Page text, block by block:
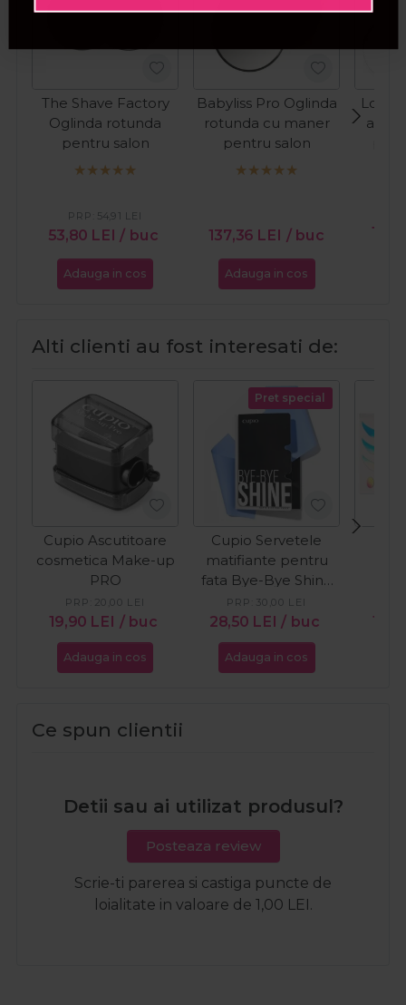
The Shave Factory
Oglinda rotunda
pentru salon
53,80 LEI / buc
PRP: 54,91 LEI
Adauga in cos
Babyliss Pro Oglinda
rotunda cu maner
pentru salon
137,36 LEI / buc
Adauga in cos
Long
alb
Alti clienti au fost interesati de:
Cupio Ascutitoare
cosmetica Make-up
PRO
19,90 LEI / buc
PRP: 20,00 LEI
Adauga in cos
Pret special
Cupio Servetele
matifiante pentru
fata Bye-Bye Shine
50buc
28,50 LEI / buc
PRP: 30,00 LEI
Adauga in cos
Ce spun clientii
Detii sau ai utilizat produsul?
Posteaza review
Scrie-ti parerea si castiga puncte de
loialitate in valoare de 1,00 LEI.